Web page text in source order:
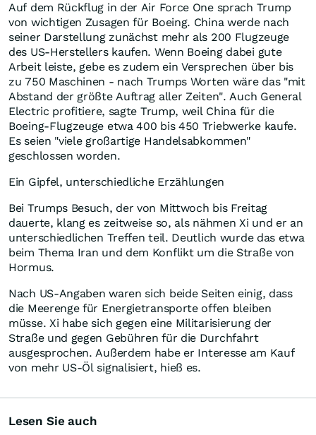
Auf dem Rückflug in der Air Force One sprach Trump
von wichtigen Zusagen für Boeing. China werde nach
seiner Darstellung zunächst mehr als 200 Flugzeuge
des US-Herstellers kaufen. Wenn Boeing dabei gute
Arbeit leiste, gebe es zudem ein Versprechen über bis
zu 750 Maschinen - nach Trumps Worten wäre das "mit
Abstand der größte Auftrag aller Zeiten". Auch General
Electric profitiere, sagte Trump, weil China für die
Boeing-Flugzeuge etwa 400 bis 450 Triebwerke kaufe.
Es seien "viele großartige Handelsabkommen"
geschlossen worden.
Ein Gipfel, unterschiedliche Erzählungen
Bei Trumps Besuch, der von Mittwoch bis Freitag
dauerte, klang es zeitweise so, als nähmen Xi und er an
unterschiedlichen Treffen teil. Deutlich wurde das etwa
beim Thema Iran und dem Konflikt um die Straße von
Hormus.
Nach US-Angaben waren sich beide Seiten einig, dass
die Meerenge für Energietransporte offen bleiben
müsse. Xi habe sich gegen eine Militarisierung der
Straße und gegen Gebühren für die Durchfahrt
ausgesprochen. Außerdem habe er Interesse am Kauf
von mehr US-Öl signalisiert, hieß es.
Lesen Sie auch